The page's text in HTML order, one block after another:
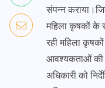
संपन्न
महिला कृषकों के
रही महिला
आवश्यकताओं की
अधिकारी को